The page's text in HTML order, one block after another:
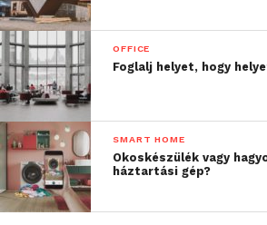
OFFICE
Foglalj helyet, hogy
SMART HOME
Okoskészülék vagy
háztartási gép?